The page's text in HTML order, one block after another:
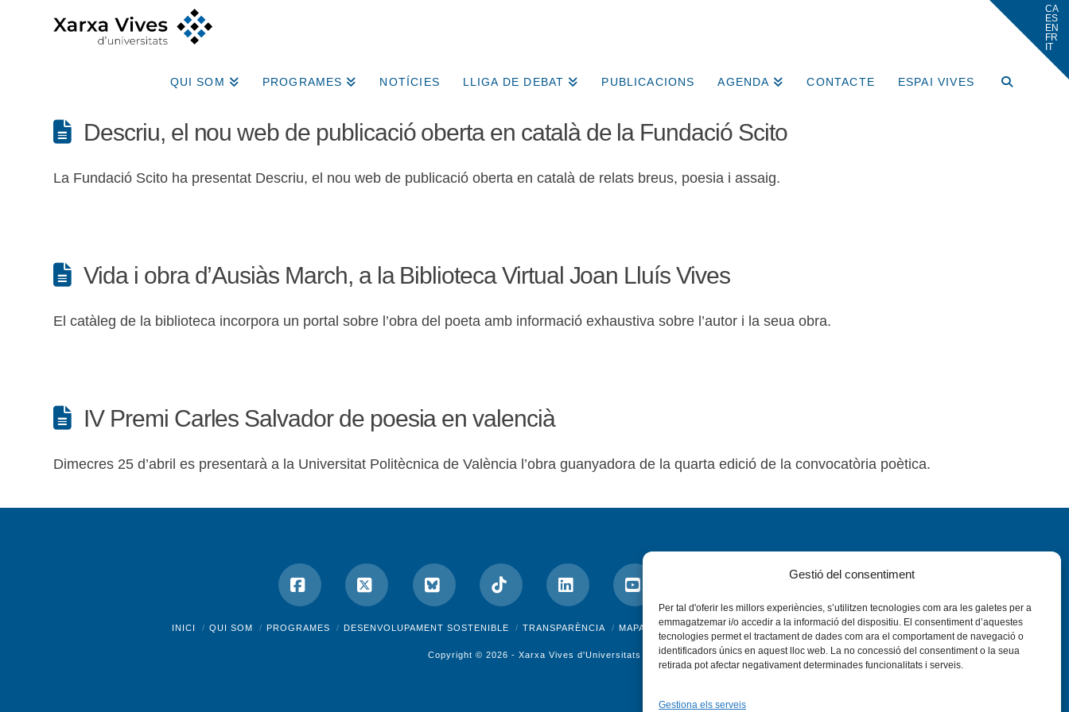
Gestió del consentiment
Per tal d'oferir les millors experiències, s’utilitzen tecnologies com ara les galetes per a
emmagatzemar i/o accedir a la informació del dispositiu. El consentiment d’aquestes
tecnologies permet el tractament de dades com ara el comportament de navegació o
identificadors únics en aquest lloc web. La no concessió del consentiment o la seua
retirada pot afectar negativament determinades funcionalitats i serveis.
Gestiona els serveis
QUI SOM PROGRAMES NOTÍCIES LLIGA DE DEBAT PUBLICACIONS AGENDA CONTACTE ESPAI VIVES
Descriu, el nou web de publicació oberta en català de la Fundació Scito
La Fundació Scito ha presentat Descriu, el nou web de publicació oberta en català de relats breus, poesia i assaig.
Vida i obra d’Ausiàs March, a la Biblioteca Virtual Joan Lluís Vives
El catàleg de la biblioteca incorpora un portal sobre l’obra del poeta amb informació exhaustiva sobre l’autor i la seua obra.
IV Premi Carles Salvador de poesia en valencià
Dimecres 25 d’abril es presentarà a la Universitat Politècnica de València l’obra guanyadora de la quarta edició de la convocatòria poètica.
Facebook
X Bluesky Tiktok LinkedInYouTubeInstagramFlickr
INICI QUI SOM PROGRAMES DESENVOLUPAMENT SOSTENIBLE TRANSPARÈNCIA MAPA DEL WEB AVÍS LEGAL PRIVADESA CONTACTE
Copyright © 2026 - Xarxa Vives d'Universitats